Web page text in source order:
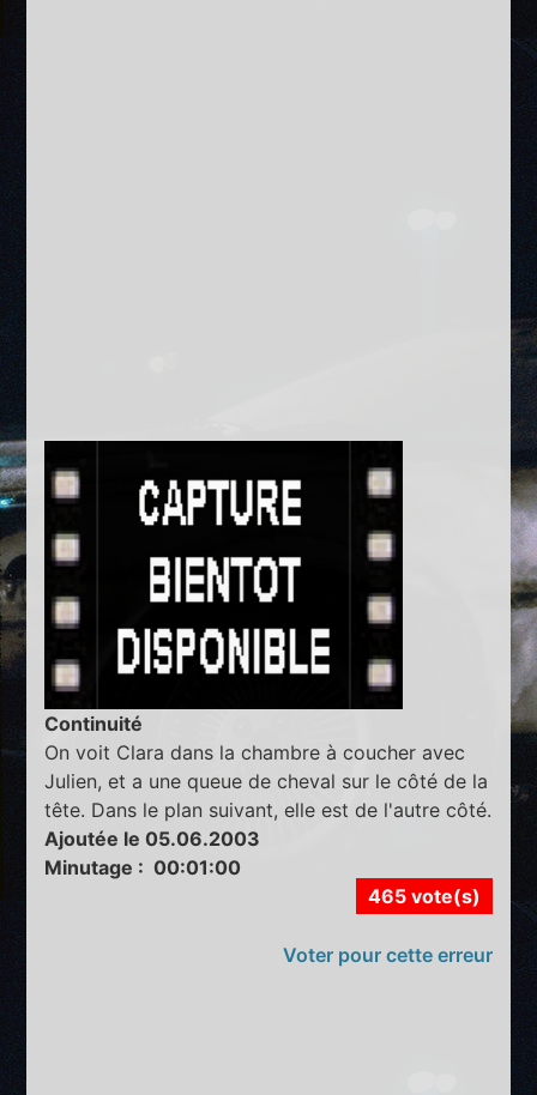
Continuité
On voit Clara dans la chambre à coucher avec
Julien, et a une queue de cheval sur le côté de la
tête. Dans le plan suivant, elle est de l'autre côté.
Ajoutée le 05.06.2003
Minutage : 00:01:00
465 vote(s)
Voter pour cette erreur